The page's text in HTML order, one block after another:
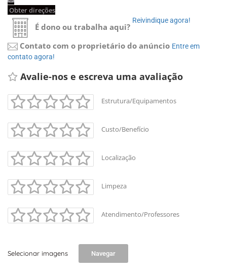
Obter direções
É dono ou trabalha aqui?
Reivindique agora!
Contato com o proprietário do anúncio Entre em
contato agora!
Avalie-nos e escreva uma avaliação
Estrutura/Equipamentos
Custo/Benefício
Localização
Limpeza
Atendimento/Professores
Selecionar imagens Navegar